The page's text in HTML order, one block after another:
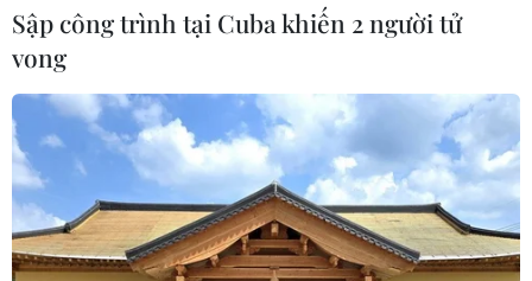
Sập công trình tại Cuba khiến 2 người tử
vong